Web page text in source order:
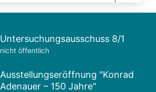
Untersuchungsausschuss 8/1
nicht öffentlich
Ausstellungseröffnung "Konrad
Adenauer – 150 Jahre"